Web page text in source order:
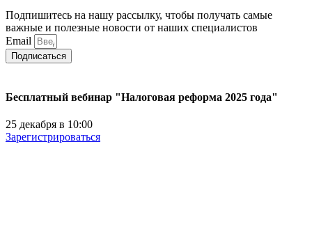
Подпишитесь на нашу рассылку, чтобы получать самые
важные и полезные новости от наших специалистов
Email
Подписаться
Бесплатный вебинар "Налоговая реформа 2025 года"
25 декабря в 10:00
Зарегистрироваться